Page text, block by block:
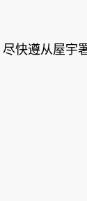
快遵从屋宇